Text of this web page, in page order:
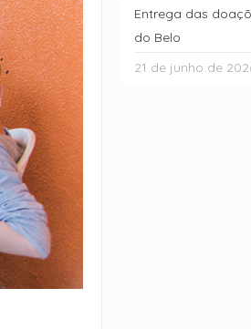
Entrega das
do Belo
21 de junho de